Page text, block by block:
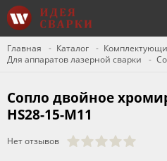
Главная Каталог
Для аппаратов лазерной сварки
Сопло двойное
HS28-15-M11
Нет отзывов